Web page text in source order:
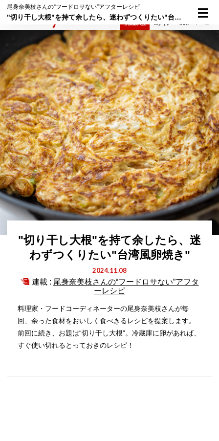
尾身奈美枝さんの“フードロサない”アフターレシピ
"切り干し大根"を持て余したら、迷わずつくりたい"台湾風卵焼き"
"切り干し大根"を持て余したら、迷
わずつくりたい"台湾風卵焼き"
2024.11.08
連載 : 尾身奈美枝さんの“フードロサない”アフタ
ーレシピ
料理家・フードコーディネーターの尾身奈美枝さんが毎
回、余った食材をおいしく食べきるレシピを提案します。
前回に続き、お題は“切り干し大根”。冷蔵庫に卵があれば、
すぐ使い切れるとっておきのレシピ！